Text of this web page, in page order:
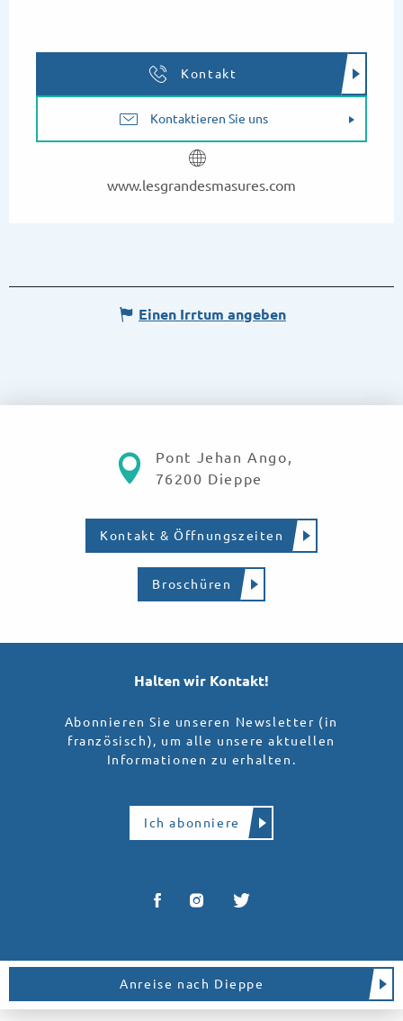
Kontakt
Kontaktieren Sie uns
www.lesgrandesmasures.com
Einen Irrtum angeben
Pont Jehan Ango,
76200 Dieppe
Kontakt & Öffnungszeiten
Broschüren
Halten wir Kontakt!
Abonnieren Sie unseren Newsletter (in
französisch), um alle unsere aktuellen
Informationen zu erhalten.
Ich abonniere
Anreise nach Dieppe